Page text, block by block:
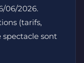
06/2026.
(tarifs,
spectacle sont